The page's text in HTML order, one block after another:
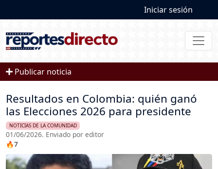
User
Iniciar sesión
Publicar noticia
Resultados en Colombia: quién ganó
las Elecciones 2026 para presidente
NOTICIAS DE LA COMUNIDAD
01/06/2026. Enviado por editor
🔥7
Imagen